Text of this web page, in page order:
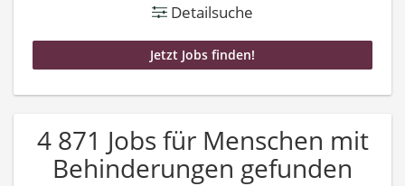
Detailsuche
4 871 Jobs für Menschen mit
Behinderungen gefunden